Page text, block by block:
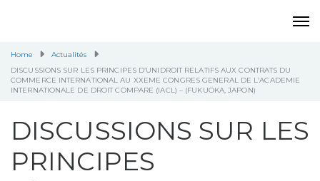
Home
Actualités
DISCUSSIONS SUR LES PRINCIPES D’UNIDROIT RELATIFS AUX CONTRATS DU
COMMERCE INTERNATIONAL AU XXEME CONGRES GENERAL DE L’ACADEMIE
INTERNATIONALE DE DROIT COMPARE (IACL) – (FUKUOKA, JAPON)
DISCUSSIONS SUR LES
PRINCIPES